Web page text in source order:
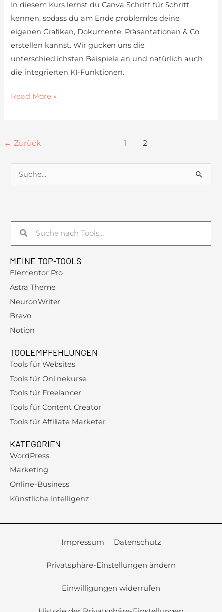
In diesem Kurs lernst du Canva Schritt für Schritt
kennen, sodass du am Ende problemlos deine
eigenen Grafiken, Dokumente, Präsentationen & Co.
erstellen kannst. Wir gucken uns die
unterschiedlichsten Beispiele an und natürlich auch
die integrierten KI-Funktionen.
für
Social
Media
&
Co.
erstellen
Read More »
← Zurück 1 2
h
n
n
a
c
h
:
MEINE TOP-TOOLS
Elementor Pro
Astra Theme
NeuronWriter
Brevo
Notion
TOOLEMPFEHLUNGEN
Tools für Websites
Tools für Onlinekurse
Tools für Freelancer
Tools für Content Creator
Tools für Affiliate Marketer
KATEGORIEN
WordPress
Marketing
Online-Business
Künstliche Intelligenz
Impressum Datenschutz
Privatsphäre-Einstellungen ändern
Einwilligungen widerrufen